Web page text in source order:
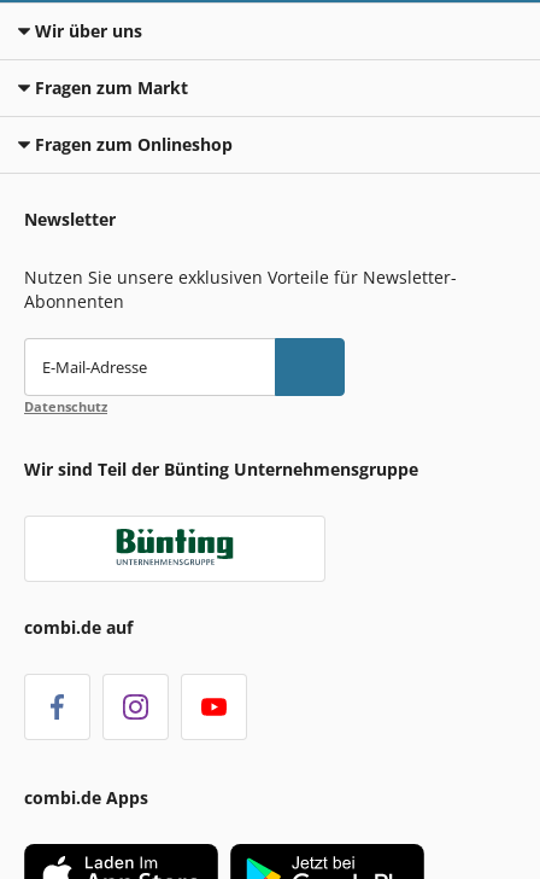
Wir über uns
Fragen zum Markt
Fragen zum Onlineshop
Newsletter
Nutzen Sie unsere exklusiven Vorteile für Newsletter-
Abonnenten
E-Mail-Adresse
Datenschutz
Wir sind Teil der Bünting Unternehmensgruppe
combi.de auf
combi.de Apps